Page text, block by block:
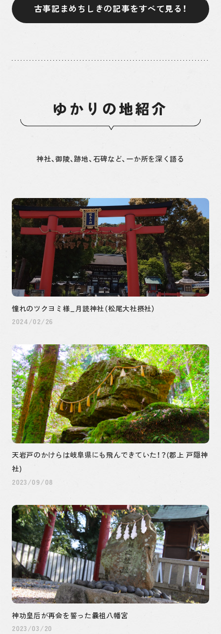
古事記まめちしきの記事をすべて見る！
ゆかりの地紹介
神社、御陵、跡地、石碑など、一か所を深く語る
憧れのツクヨミ様_月読神社（松尾大社摂社）
2024/02/26
天岩戸のかけらは岐阜県にも飛んできていた！？(郡上 戸隠神
社)
2023/09/08
神功皇后が再会を誓った曩祖八幡宮
2023/03/20